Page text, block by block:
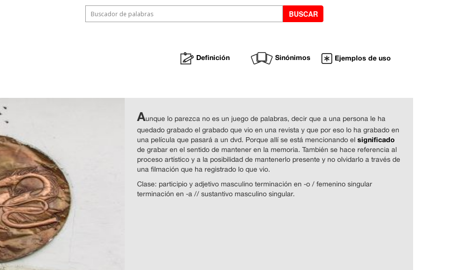
Definición Sinónimos Ejemplos de uso
Aunque lo parezca no es un juego de palabras, decir que a una persona le ha
quedado grabado el grabado que vio en una revista y que por eso lo ha grabado en
una película que pasará a un dvd. Porque allí se está mencionando el significado
de grabar en el sentido de mantener en la memoria. También se hace referencia al
proceso artístico y a la posibilidad de mantenerlo presente y no olvidarlo a través de
una filmación que ha registrado lo que vio.
Clase: participio y adjetivo masculino terminación en -o / femenino singular
terminación en -a // sustantivo masculino singular.